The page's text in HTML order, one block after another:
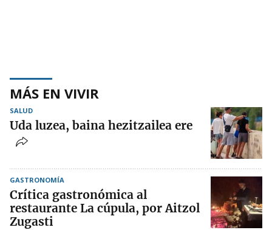
MÁS EN VIVIR
SALUD
Uda luzea, baina hezitzailea ere
GASTRONOMÍA
Crítica gastronómica al
restaurante La cúpula, por Aitzol
Zugasti